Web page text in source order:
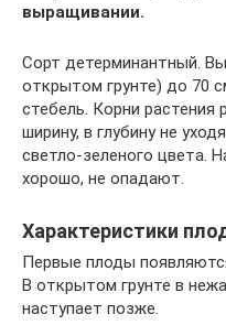
выращивании.
Сорт детерминантный.
открытом грунте) до 70
стебель. Корни
ширину, в глубину не
светло-зеленого цвета.
хорошо, не опадают.
Характеристики
Первые плоды
В открытом грунте в
наступает позже.